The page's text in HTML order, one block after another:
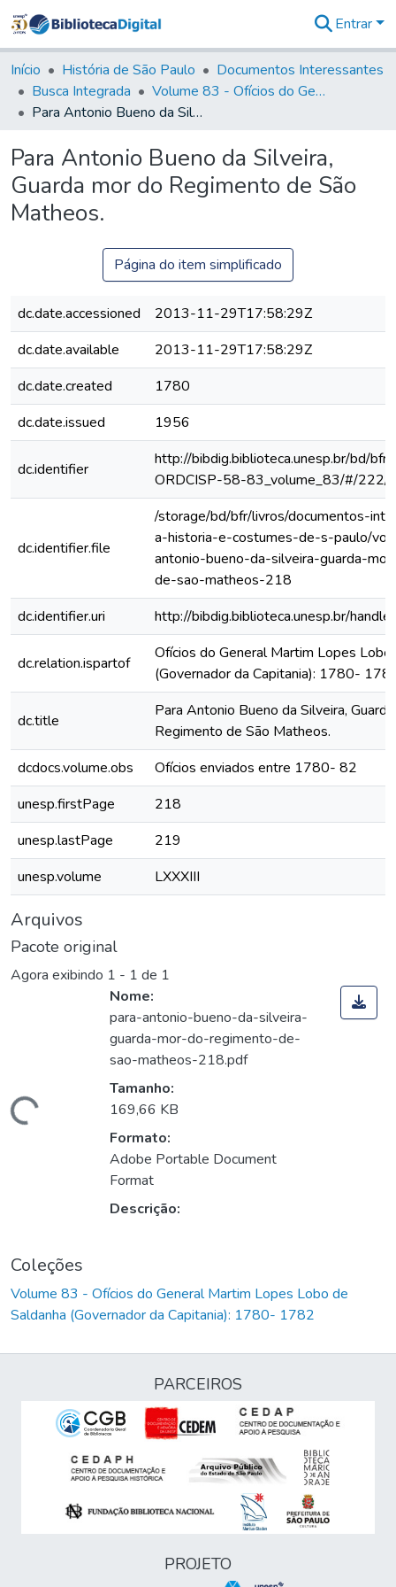
&
Coleções
Tudo na
Biblioteca
Estatísticas
Entrar
Início História de São Paulo
Documentos Interessantes
Busca Integrada
Volume 83 - Ofícios do General Martim Lopes Lobo de Saldanha (Governador da Capitania): 1780- 1782
Para Antonio Bueno da Silveira, Guarda mor do Regimento de São Matheos.
Para Antonio Bueno da Silveira,
Guarda mor do Regimento de São
Matheos.
Página do item simplificado
dc.date.accessioned
2013-11-29T17:58:29Z
dc.date.available
2013-11-29T17:58:29Z
dc.date.created
1780
dc.date.issued
1956
dc.identifier
http://bibdig.biblioteca.unesp.br/bd/
ORDCISP-58-83_volume_83/#/222/
dc.identifier.file
/storage/bd/bfr/livros/documentos-
a-historia-e-costumes-de-s-paulo/
antonio-bueno-da-silveira-guarda-
de-sao-matheos-218
dc.identifier.uri
http://bibdig.biblioteca.unesp.br/
dc.relation.ispartof
Ofícios do General Martim Lopes Lobo
(Governador da Capitania): 1780-
dc.title
Para Antonio Bueno da Silveira,
Regimento de São Matheos.
dcdocs.volume.obs
Ofícios enviados entre 1780- 82
unesp.firstPage
218
unesp.lastPage
219
unesp.volume
LXXXIII
Arquivos
Pacote original
Agora exibindo 1 - 1 de 1
Carregando...
Nome:
para-antonio-bueno-da-silveira-
guarda-mor-do-regimento-de-
sao-matheos-218.pdf
Tamanho:
169,66 KB
Formato:
Adobe Portable Document
Format
Descrição:
Coleções
Volume 83 - Ofícios do General Martim Lopes Lobo de
Saldanha (Governador da Capitania): 1780- 1782
PARCEIROS
PROJETO